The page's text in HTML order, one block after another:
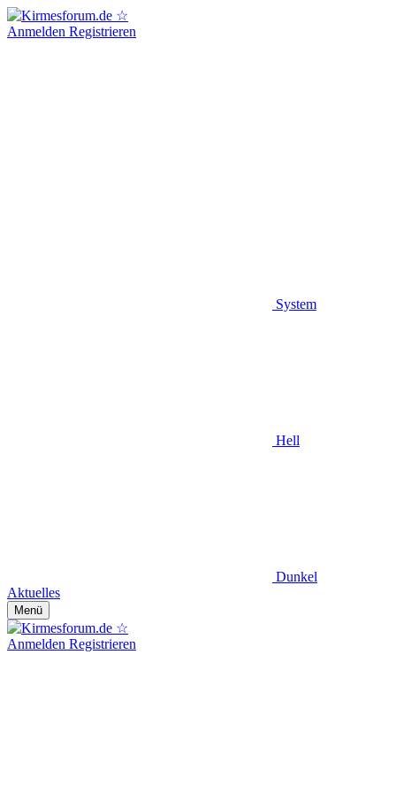
Anmelden Registrieren
System
Hell
Dunkel
Aktuelles
Menü
Anmelden Registrieren